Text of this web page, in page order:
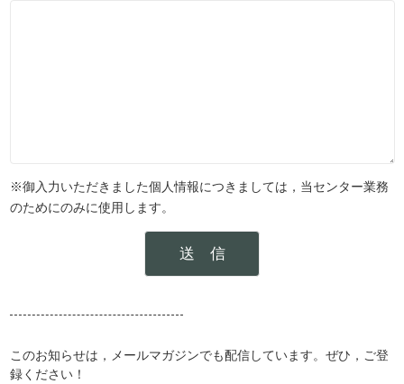
※御入力いただきました個人情報につきましては，当センター業務
のためにのみに使用します。
このお知らせは，メールマガジンでも配信しています。ぜひ，ご登
録ください！